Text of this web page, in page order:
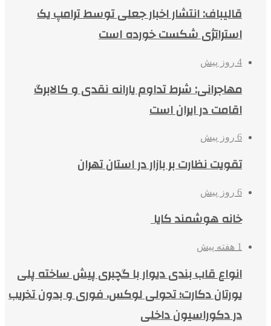
قالیباف: انتشار اخبار جعلی توسط ترامپ یک
استراتژی شکست خورده است
4 روز پیش
مهاجرانی: شرط تداوم یارانه نقدی و کالابرگ
اقامت در ایران است
6 روز پیش
تقویت نظارت بر بازار در استان تهران
6 روز پیش
خانه هوشمند کایا
1 هفته پیش
انواع قاب بندی دیوار با گچبری پیش ساخته پلی
یورتان دکارت؛ تحولی لوکس، فوری و بدون تخریب
در دکوراسیون داخلی